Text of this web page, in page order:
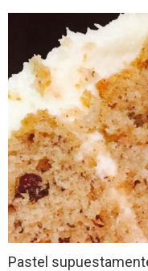
Pastel